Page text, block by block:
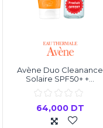
Avène Duo Cleanance
Solaire SPF50+ +...
64,000 DT